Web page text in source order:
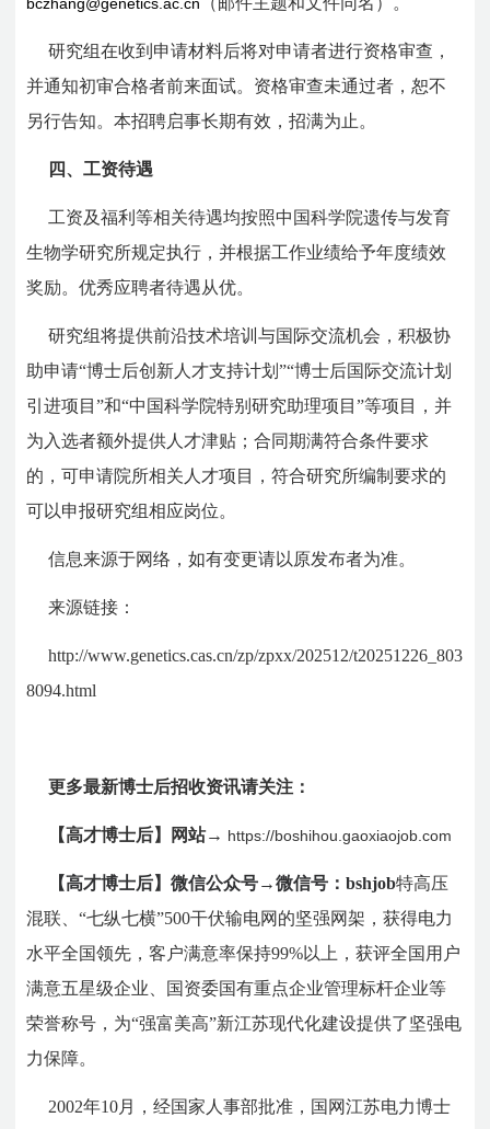
研究组在收到申请材料后将对申请者进行资格审查，
并通知初审合格者前来面试。资格审查未通过者，恕不
另行告知。本招聘启事长期有效，招满为止。
四、工资待遇
工资及福利等相关待遇均按照中国科学院遗传与发育
生物学研究所规定执行，并根据工作业绩给予年度绩效
奖励。优秀应聘者待遇从优。
研究组将提供前沿技术培训与国际交流机会，积极协
助申请“博士后创新人才支持计划”“博士后国际交流计划
引进项目”和“中国科学院特别研究助理项目”等项目，并
为入选者额外提供人才津贴；合同期满符合条件要求
的，可申请院所相关人才项目，符合研究所编制要求的
可以申报研究组相应岗位。
信息来源于网络，如有变更请以原发布者为准。
来源链接：
http://www.genetics.cas.cn/zp/zpxx/202512/t20251226_803
8094.html
更多最新博士后招收资讯请关注：
【高才博士后】网站→ https://boshihou.gaoxiaojob.com
【高才博士后】微信公众号→微信号：bshjob特高压
混联、“七纵七横”500干伏输电网的坚强网架，获得电力
水平全国领先，客户满意率保持99%以上，获评全国用户
满意五星级企业、国资委国有重点企业管理标杆企业等
荣誉称号，为“强富美高”新江苏现代化建设提供了坚强电
力保障。
2002年10月，经国家人事部批准，国网江苏电力博士